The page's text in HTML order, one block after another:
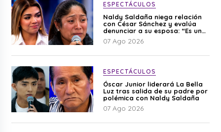
ESPECTÁCULOS
Naldy Saldaña niega relación
con César Sánchez y evalúa
denunciar a su esposa: “Es una
difamación”
07 Ago 2026
ESPECTÁCULOS
Óscar Junior liderará La Bella
Luz tras salida de su padre por
polémica con Naldy Saldaña
07 Ago 2026